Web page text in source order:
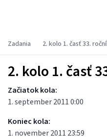
Zadania 2. kolo 1. časť 33.
2. kolo 1. časť
Začiatok kola:
1. september 2011 0:00
Koniec kola:
1. november 2011 23:59